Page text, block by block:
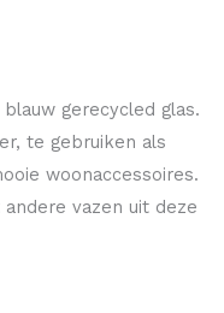
gerecycled glas.
te gebruiken als
woonaccessoires.
vazen uit deze